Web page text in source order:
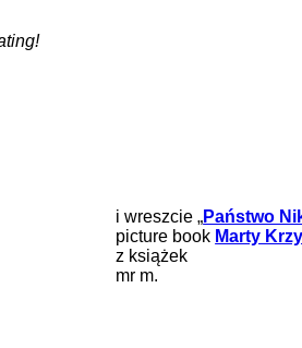
i wreszcie „Państwo
picture book Marty
z książek
mr m.